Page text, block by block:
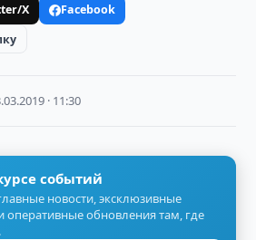
X
Facebook
· 11:30
событий
новости, эксклюзивные
оперативные обновления там, где